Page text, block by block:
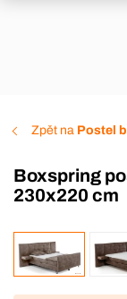
Zpět na Postel
Boxspring postel Joker premium plus
230x220 cm
VÝROBA
DOPRAVA